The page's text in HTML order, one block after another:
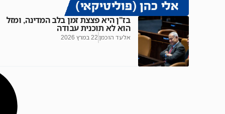
אלי כהן (פוליטיקאי)
בז"ן היא פצצת זמן בלב המדינה, ומזל
הוא לא תוכנית עבודה
אלעד הוכמן 22 במרץ 2026